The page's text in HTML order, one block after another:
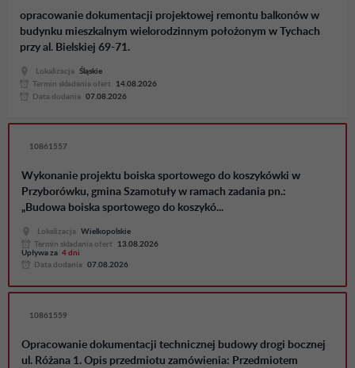
opracowanie dokumentacji projektowej remontu balkonów w
budynku mieszkalnym wielorodzinnym położonym w Tychach
przy al. Bielskiej 69-71.
Lokalizacja
Śląskie
Termin skladania ofert
14.08.2026
Data dodania
07.08.2026
10861557
Wykonanie projektu boiska sportowego do koszykówki w
Przyborówku, gmina Szamotuły w ramach zadania pn.:
„Budowa boiska sportowego do koszykó...
Lokalizacja
Wielkopolskie
Termin skladania ofert
13.08.2026
Upływa za 4 dni
Data dodania
07.08.2026
10861559
Opracowanie dokumentacji technicznej budowy drogi bocznej
ul. Różana 1. Opis przedmiotu zamówienia: Przedmiotem